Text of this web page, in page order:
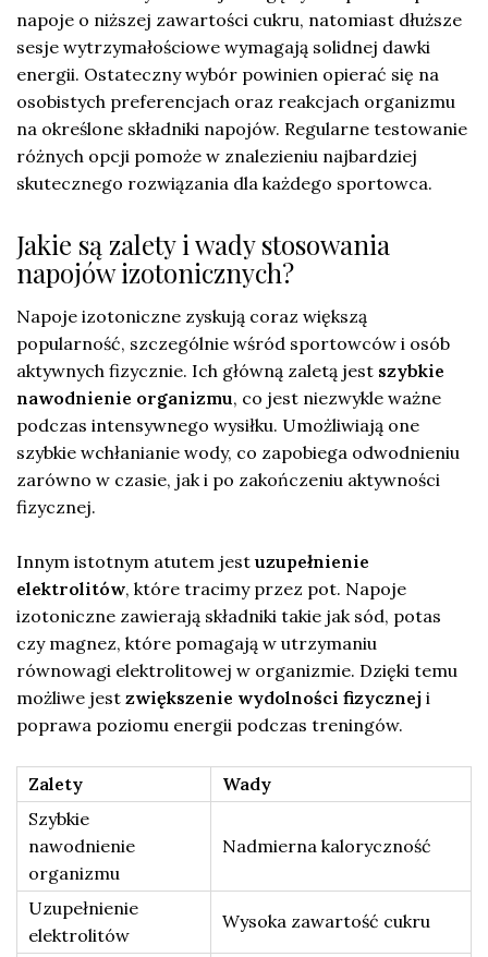
napoje o niższej zawartości cukru, natomiast dłuższe
sesje wytrzymałościowe wymagają solidnej dawki
energii. Ostateczny wybór powinien opierać się na
osobistych preferencjach oraz reakcjach organizmu
na określone składniki napojów. Regularne testowanie
różnych opcji pomoże w znalezieniu najbardziej
skutecznego rozwiązania dla każdego sportowca.
Jakie są zalety i wady stosowania
napojów izotonicznych?
Napoje izotoniczne zyskują coraz większą
popularność, szczególnie wśród sportowców i osób
aktywnych fizycznie. Ich główną zaletą jest szybkie
nawodnienie organizmu, co jest niezwykle ważne
podczas intensywnego wysiłku. Umożliwiają one
szybkie wchłanianie wody, co zapobiega odwodnieniu
zarówno w czasie, jak i po zakończeniu aktywności
fizycznej.
Innym istotnym atutem jest uzupełnienie
elektrolitów, które tracimy przez pot. Napoje
izotoniczne zawierają składniki takie jak sód, potas
czy magnez, które pomagają w utrzymaniu
równowagi elektrolitowej w organizmie. Dzięki temu
możliwe jest zwiększenie wydolności fizycznej i
poprawa poziomu energii podczas treningów.
Zalety
Wady
Szybkie
nawodnienie
organizmu
Nadmierna kaloryczność
Uzupełnienie
elektrolitów
Wysoka zawartość cukru